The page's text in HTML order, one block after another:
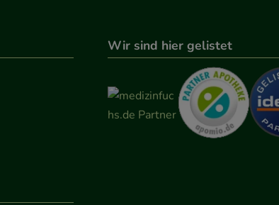
Wir sind hier gelistet